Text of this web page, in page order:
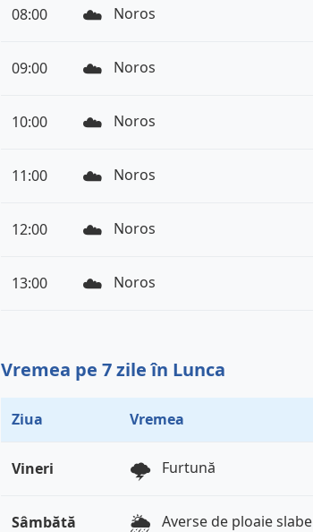
08:00 ☁️ Noros
09:00 ☁️ Noros
10:00 ☁️ Noros
11:00 ☁️ Noros
12:00 ☁️ Noros
13:00 ☁️ Noros
Vremea pe 7 zile în Lunca
Ziua Vremea
Vineri 🌩️ Furtună
Sâmbătă 🌦️ Averse de ploaie slabe